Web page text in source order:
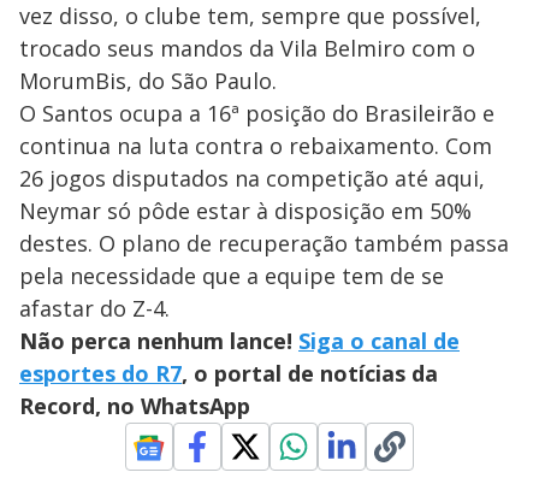
vez disso, o clube tem, sempre que possível,
trocado seus mandos da Vila Belmiro com o
MorumBis, do São Paulo.
O Santos ocupa a 16ª posição do Brasileirão e
continua na luta contra o rebaixamento. Com
26 jogos disputados na competição até aqui,
Neymar só pôde estar à disposição em 50%
destes. O plano de recuperação também passa
pela necessidade que a equipe tem de se
afastar do Z-4.
Não perca nenhum lance! Siga o canal de
esportes do R7, o portal de notícias da
Record, no WhatsApp